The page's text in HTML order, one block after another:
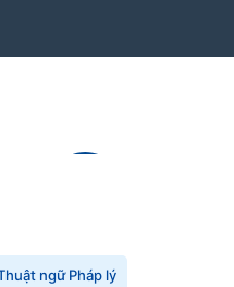
ngữ Pháp lý